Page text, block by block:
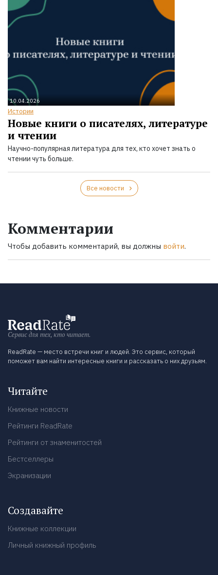
10.04.2026
Истории
Новые книги о писателях, литературе
и чтении
Научно-популярная литература для тех, кто хочет знать о
чтении чуть больше.
Все новости
Комментарии
Чтобы добавить комментарий, вы должны войти.
Сервис для тех, кто читает.
ReadRate — место встречи книг и людей. Это сервис, который
поможет вам найти интересные книги и рассказать о них друзьям.
Читайте
Книжные новости
Рейтинги ReadRate
Рейтинги от знаменитостей
Бестселлеры
Экранизации
Создавайте
Книжные коллекции
Личный книжный профиль